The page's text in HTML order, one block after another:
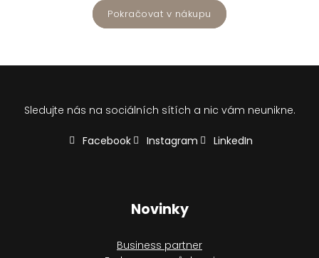
Pokračovat v nákupu
Sledujte nás na sociálních sítích a nic vám neunikne.
Facebook Instagram LinkedIn
Novinky
Business partner